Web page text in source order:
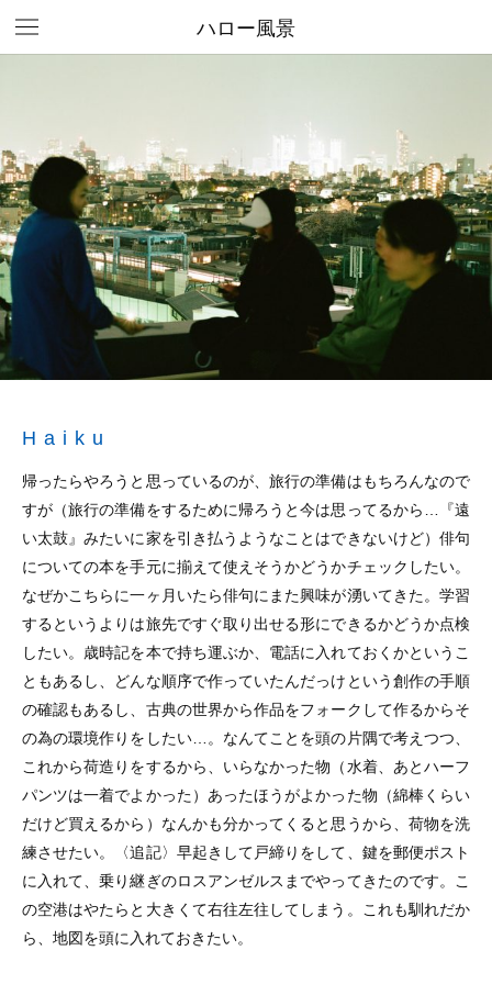
ハロー風景
Haiku
帰ったらやろうと思っているのが、旅行の準備はもちろんなので
すが（旅行の準備をするために帰ろうと今は思ってるから…『遠
い太鼓』みたいに家を引き払うようなことはできないけど）俳句
についての本を手元に揃えて使えそうかどうかチェックしたい。
なぜかこちらに一ヶ月いたら俳句にまた興味が湧いてきた。学習
するというよりは旅先ですぐ取り出せる形にできるかどうか点検
したい。歳時記を本で持ち運ぶか、電話に入れておくかというこ
ともあるし、どんな順序で作っていたんだっけという創作の手順
の確認もあるし、古典の世界から作品をフォークして作るからそ
の為の環境作りをしたい…。なんてことを頭の片隅で考えつつ、
これから荷造りをするから、いらなかった物（水着、あとハーフ
パンツは一着でよかった）あったほうがよかった物（綿棒くらい
だけど買えるから）なんかも分かってくると思うから、荷物を洗
練させたい。〈追記〉早起きして戸締りをして、鍵を郵便ポスト
に入れて、乗り継ぎのロスアンゼルスまでやってきたのです。こ
の空港はやたらと大きくて右往左往してしまう。これも馴れだか
ら、地図を頭に入れておきたい。